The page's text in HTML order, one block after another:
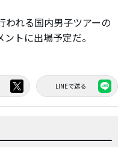
れる国内男子ツアーの
トに出場予定だ。
LINEで送る